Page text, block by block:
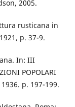
2005.
rusticana in
p. 37-9.
In: III
POPOLARI
p. 197-199.